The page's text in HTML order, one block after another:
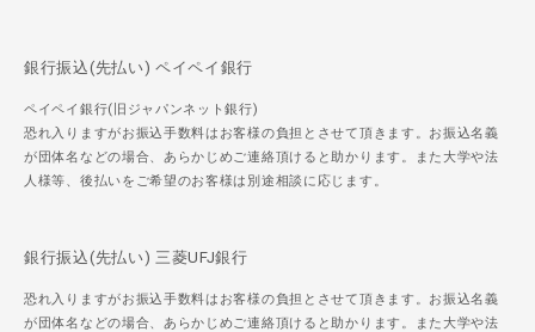
銀行振込(先払い) ペイペイ銀行
ペイペイ銀行(旧ジャパンネット銀行)
恐れ入りますがお振込手数料はお客様の負担とさせて頂きます。お振込名義
が団体名などの場合、あらかじめご連絡頂けると助かります。また大学や法
人様等、後払いをご希望のお客様は別途相談に応じます。
銀行振込(先払い) 三菱UFJ銀行
恐れ入りますがお振込手数料はお客様の負担とさせて頂きます。お振込名義
が団体名などの場合、あらかじめご連絡頂けると助かります。また大学や法